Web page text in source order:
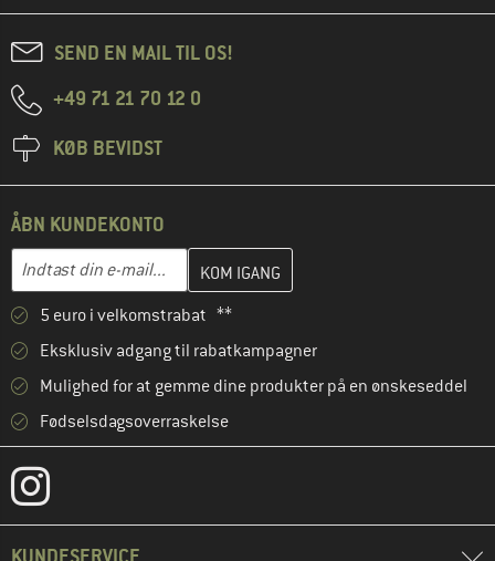
SEND EN MAIL TIL OS!
+49 71 21 70 12 0
KØB BEVIDST
ÅBN KUNDEKONTO
Indtast din e-mail...
Indtast din e-mailadresse her, og opret i næste trin din
5 euro i velkomstrabat **
Eksklusiv adgang til rabatkampagner
Mulighed for at gemme dine produkter på en ønskeseddel
Fødselsdagsoverraskelse